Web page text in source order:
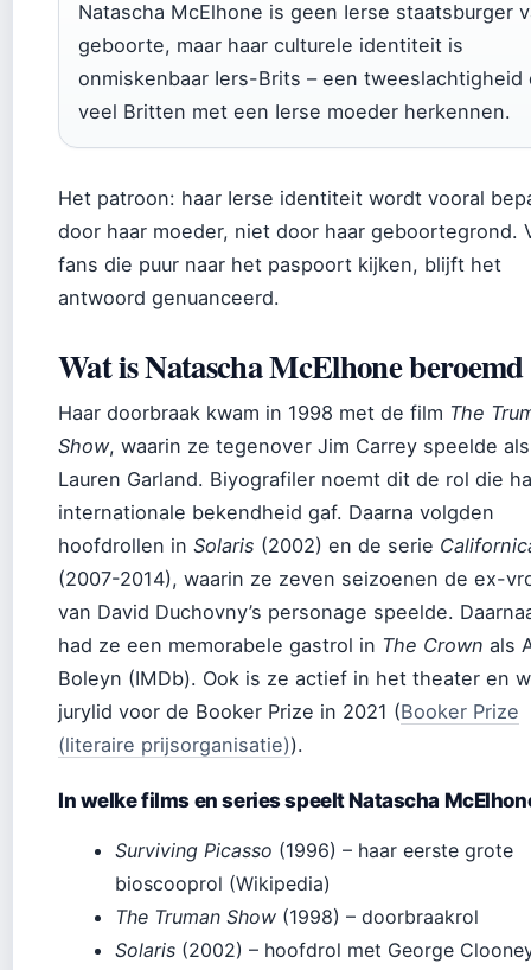
Natascha McElhone is geen Ierse staatsburger
geboorte, maar haar culturele identiteit is
onmiskenbaar Iers-Brits – een tweeslachtigheid
veel Britten met een Ierse moeder herkennen.
Het patroon: haar Ierse identiteit wordt vooral
door haar moeder, niet door haar geboortegrond.
fans die puur naar het paspoort kijken, blijft het
antwoord genuanceerd.
Wat is Natascha McElhone
Haar doorbraak kwam in 1998 met de film The
Show, waarin ze tegenover Jim Carrey speelde als
Lauren Garland. Biyografiler noemt dit de rol die
internationale bekendheid gaf. Daarna volgden
hoofdrollen in Solaris (2002) en de serie
(2007-2014), waarin ze zeven seizoenen de ex-
van David Duchovny’s personage speelde.
had ze een memorabele gastrol in The Crown als
Boleyn (IMDb). Ook is ze actief in het theater en
jurylid voor de Booker Prize in 2021 (Booker Prize
(literaire prijsorganisatie)).
In welke films en series speelt Natascha
Surviving Picasso (1996) – haar eerste grote
bioscooprol (Wikipedia)
The Truman Show (1998) – doorbraakrol
Solaris (2002) – hoofdrol met George